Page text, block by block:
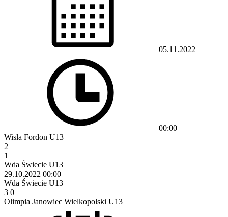
05.11.2022
00:00
Wisła Fordon U13
2
1
Wda Świecie U13
29.10.2022 00:00
Wda Świecie U13
3 0
Olimpia Janowiec Wielkopolski U13